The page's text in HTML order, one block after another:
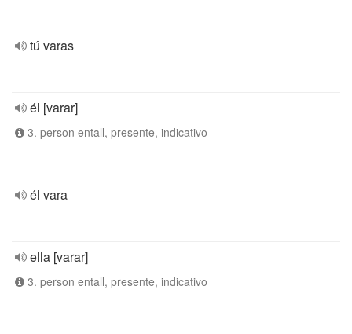
tú varas
él [varar]
3. person entall, presente, indicativo
él vara
ella [varar]
3. person entall, presente, indicativo